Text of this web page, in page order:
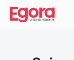
Aller
contenu